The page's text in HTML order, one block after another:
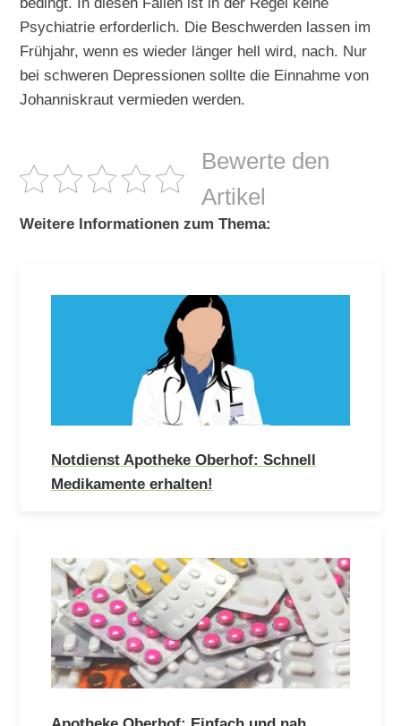
Psychiatrie erforderlich. Die Beschwerden lassen im
Frühjahr, wenn es wieder länger hell wird, nach. Nur
bei schweren Depressionen sollte die Einnahme von
Johanniskraut vermieden werden.
Bewerte den
Artikel
Weitere Informationen zum Thema:
Notdienst Apotheke Oberhof: Schnell
Medikamente erhalten!